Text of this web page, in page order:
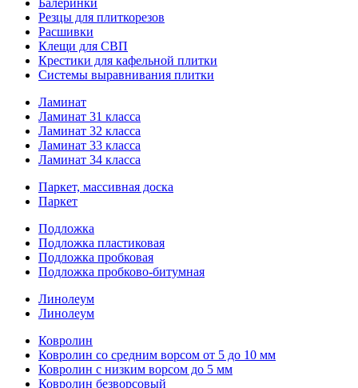
Балеринки
Резцы для плиткорезов
Расшивки
Клещи для СВП
Крестики для кафельной плитки
Системы выравнивания плитки
Ламинат
Ламинат 31 класса
Ламинат 32 класса
Ламинат 33 класса
Ламинат 34 класса
Паркет, массивная доска
Паркет
Подложка
Подложка пластиковая
Подложка пробковая
Подложка пробково-битумная
Линолеум
Линолеум
Ковролин
Ковролин со средним ворсом от 5 до 10 мм
Ковролин с низким ворсом до 5 мм
Ковролин безворсовый